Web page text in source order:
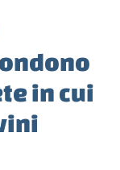
in cui